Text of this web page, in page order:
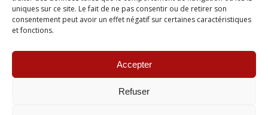
uniques sur ce site. Le fait de ne pas consentir ou de retirer son
consentement peut avoir un effet négatif sur certaines caractéristiques
et fonctions.
Accepter
Refuser
Stockage de pneus
Montage de pneus